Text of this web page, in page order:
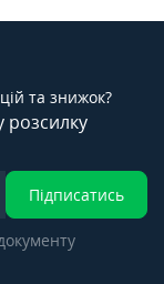
та знижок?
розсилку
Підписатись